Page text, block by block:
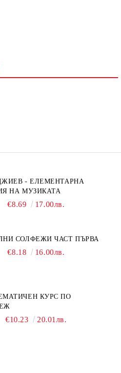
- ЕЛЕМЕНТАРНА
НА МУЗИКАТА
€8.69 17.00лв.
СОЛФЕЖИ ЧАСТ ПЪРВА
€8.18 16.00лв.
КУРС ПО
€10.23 20.01лв.